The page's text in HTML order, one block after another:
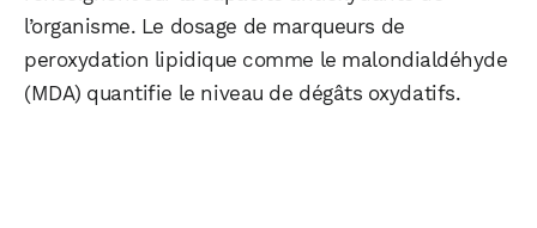
l’organisme. Le dosage de marqueurs de
peroxydation lipidique comme le malondialdéhyde
(MDA) quantifie le niveau de dégâts oxydatifs.